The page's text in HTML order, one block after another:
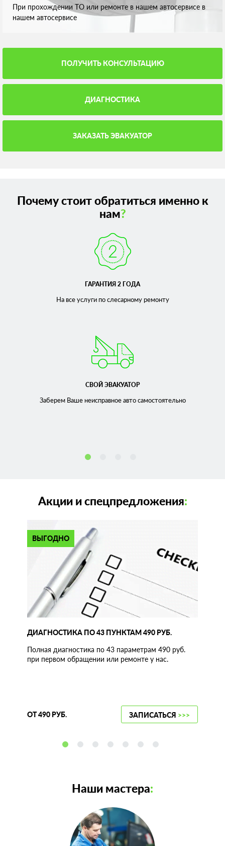
При прохождении ТО или ремонте в нашем автосервисе в
нашем автосервисе
ПОЛУЧИТЬ КОНСУЛЬТАЦИЮ
ДИАГНОСТИКА
ЗАКАЗАТЬ ЭВАКУАТОР
Почему стоит обратиться именно к
нам?
ГАРАНТИЯ 2 ГОДА
На все услуги по слесарномуремонту
СВОЙ ЭВАКУАТОР
Заберем Ваше неисправноеавто самостоятельно
Акции и спецпредложения:
ВЫГОДНО
ДИАГНОСТИКА ПО 43 ПУНКТАМ 490 РУБ.
Полная диагностика по 43 параметрам 490 руб.
при первом обращении или ремонте у нас.
ОТ 490 РУБ. ЗАПИСАТЬСЯ >>>
Наши мастера: